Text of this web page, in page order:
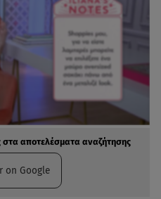
αποτελέσματα αναζήτησης
on Google